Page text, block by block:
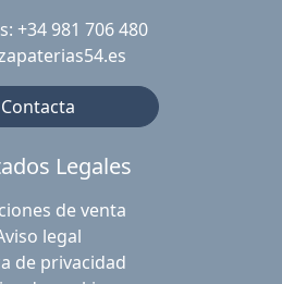
+34 981 706 480
Contacta
Legales
de venta
legal
de privacidad